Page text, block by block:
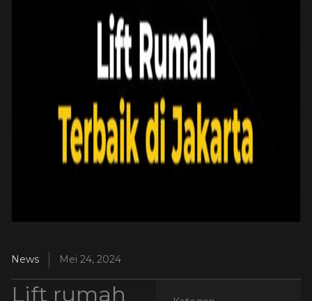
News Mei 24, 2024
Lift rumah